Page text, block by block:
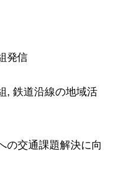
発信
, 鉄道沿線の地域活
の交通課題解決に向